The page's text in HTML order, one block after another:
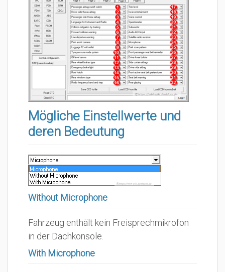
Mögliche Einstellwerte und
deren Bedeutung
Without Microphone
Fahrzeug enthält kein Freisprechmikrofon
in der Dachkonsole.
With Microphone